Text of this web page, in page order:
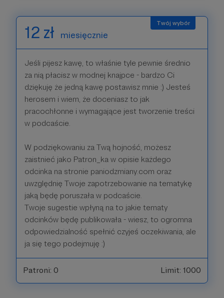
12 zł miesięcznie
Jeśli pijesz kawę, to właśnie tyle pewnie średnio
za nią płacisz w modnej knajpce - bardzo Ci
dziękuję że jedną kawę postawisz mnie :) Jesteś
herosem i wiem, że doceniasz to jak
pracochłonne i wymagające jest tworzenie treści
w podcaście.
W podziękowaniu za Twą hojność, możesz
zaistnieć jako Patron_ka w opisie każdego
odcinka na stronie paniodzmiany.com oraz
uwzględnię Twoje zapotrzebowanie na tematykę
jaką będę poruszała w podcaście.
Twoje sugestie wpłyną na to jakie tematy
odcinków będę publikowała - wiesz, to ogromna
odpowiedzialność spełnić czyjeś oczekiwania, ale
ja się tego podejmuję :)
Patroni: 0 Limit: 1000